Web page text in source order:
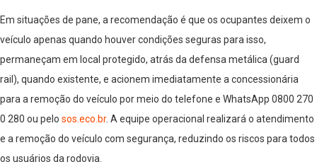
Em situações de pane, a recomendação é que os ocupantes deixem o
veículo apenas quando houver condições seguras para isso,
permaneçam em local protegido, atrás da defensa metálica (guard
rail), quando existente, e acionem imediatamente a concessionária
para a remoção do veículo por meio do telefone e WhatsApp 0800 270
0 280 ou pelo sos.eco.br. A equipe operacional realizará o atendimento
e a remoção do veículo com segurança, reduzindo os riscos para todos
os usuários da rodovia.